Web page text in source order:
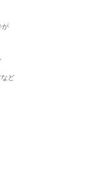
が
ど